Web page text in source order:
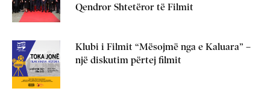
Qendror Shtetëror të Filmit
Klubi i Filmit “Mësojmë nga e Kaluara” –
një diskutim përtej filmit